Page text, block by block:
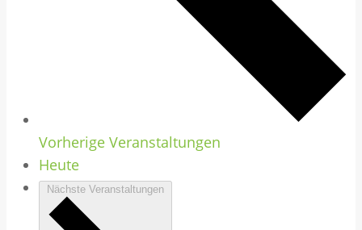
Vorherige Veranstaltungen
Heute
Nächste Veranstaltungen